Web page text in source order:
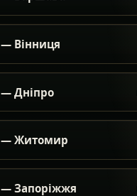
Вінниця
Дніпро
— Житомир
Запоріжжя